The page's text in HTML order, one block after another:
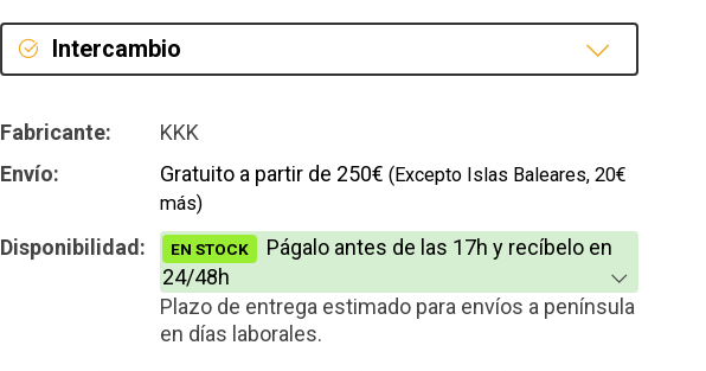
Intercambio
Reconstrucción
Fabricante:
KKK
Envío:
Gratuito a partir de 250€ (Excepto Islas Baleares, 20€
más)
Disponibilidad: EN STOCK
Págalo antes de las 17h y recíbelo en
24/48h
Plazo de entrega estimado para envíos a península
en días laborales.